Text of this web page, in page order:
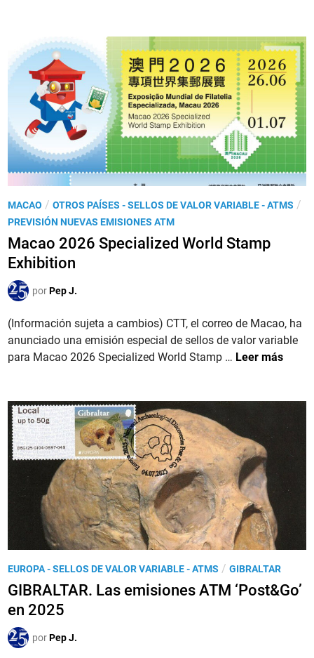
Ñ
A
.
L
a
s
e
m
s
o
e
C
o
o
s
p
a
r
a
e
l
A
ñ
o
P
u
b
l
i
c
a
d
o
e
MACAO /OTROS PAÍSES - SELLOS DE VALOR VARIABLE - ATMS /
PREVISIÓN NUEVAS EMISIONES ATM
Macao 2026 Specialized World Stamp
Exhibition
porPep J.
(Información sujeta a cambios) CTT, el correo de Macao, ha
anunciado una emisión especial de sellos de valor variable
para Macao 2026 Specialized World Stamp … M
2
0
2
6
S
p
e
i
a
Leer más
P
u
l
i
EUROPA - SELLOS DE VALOR VARIABLE - ATMS /GIBRALTAR
GIBRALTAR. Las emisiones ATM ‘Post&Go’
en 2025
porPep J.